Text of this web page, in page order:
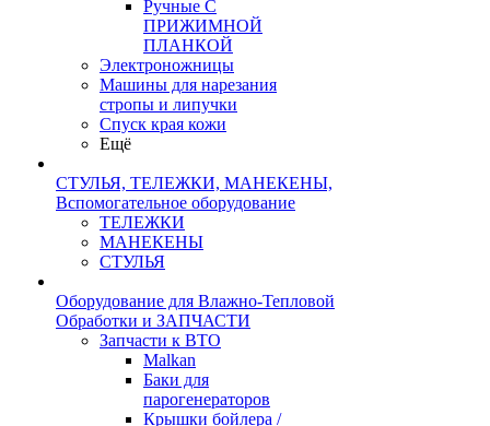
Ручные С
ПРИЖИМНОЙ
ПЛАНКОЙ
Электроножницы
Машины для нарезания
стропы и липучки
Спуск края кожи
Ещё
СТУЛЬЯ, ТЕЛЕЖКИ, МАНЕКЕНЫ,
Вспомогательное оборудование
ТЕЛЕЖКИ
МАНЕКЕНЫ
СТУЛЬЯ
Оборудование для Влажно-Тепловой
Обработки и ЗАПЧАСТИ
Запчасти к ВТО
Malkan
Баки для
парогенераторов
Крышки бойлера /